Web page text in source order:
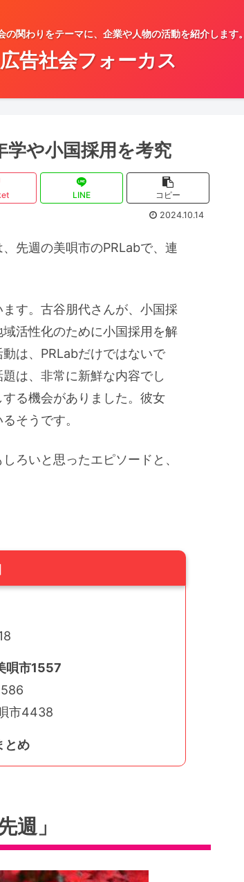
の関わりをテーマに、企業や人物の活動を紹介します。
広告社会フォーカス
学や小国採用を考究
LINE
コピー
2024.10.14
先週の美唄市のPRLabで、連
す。古谷朋代さんが、小国採
活性化のために小国採用を解
は、PRLabだけではないで
は、非常に新鮮な内容でし
る機会がありました。彼女
そうです。
ろいと思ったエピソードと、
唄市1557
市4438
とめ
週」